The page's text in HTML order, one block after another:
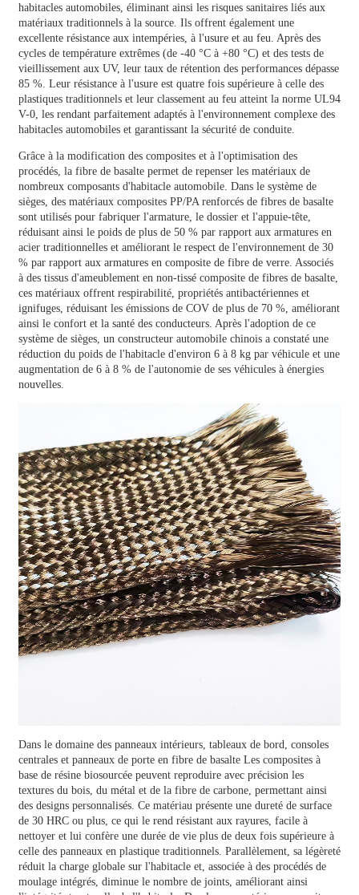
habitacles automobiles, éliminant ainsi les risques sanitaires liés aux
matériaux traditionnels à la source. Ils offrent également une
excellente résistance aux intempéries, à l'usure et au feu. Après des
cycles de température extrêmes (de -40 °C à +80 °C) et des tests de
vieillissement aux UV, leur taux de rétention des performances dépasse
85 %. Leur résistance à l'usure est quatre fois supérieure à celle des
plastiques traditionnels et leur classement au feu atteint la norme UL94
V-0, les rendant parfaitement adaptés à l'environnement complexe des
habitacles automobiles et garantissant la sécurité de conduite.
Grâce à la modification des composites et à l'optimisation des
procédés, la fibre de basalte permet de repenser les matériaux de
nombreux composants d'habitacle automobile. Dans le système de
sièges, des matériaux composites PP/PA renforcés de fibres de basalte
sont utilisés pour fabriquer l'armature, le dossier et l'appuie-tête,
réduisant ainsi le poids de plus de 50 % par rapport aux armatures en
acier traditionnelles et améliorant le respect de l'environnement de 30
% par rapport aux armatures en composite de fibre de verre. Associés
à des tissus d'ameublement en non-tissé composite de fibres de basalte,
ces matériaux offrent respirabilité, propriétés antibactériennes et
ignifuges, réduisant les émissions de COV de plus de 70 %, améliorant
ainsi le confort et la santé des conducteurs. Après l'adoption de ce
système de sièges, un constructeur automobile chinois a constaté une
réduction du poids de l'habitacle d'environ 6 à 8 kg par véhicule et une
augmentation de 6 à 8 % de l'autonomie de ses véhicules à énergies
nouvelles.
Dans le domaine des panneaux intérieurs, tableaux de bord, consoles
centrales et panneaux de porte en fibre de basalteLes composites à
base de résine biosourcée peuvent reproduire avec précision les
textures du bois, du métal et de la fibre de carbone, permettant ainsi
des designs personnalisés. Ce matériau présente une dureté de surface
de 30 HRC ou plus, ce qui le rend résistant aux rayures, facile à
nettoyer et lui confère une durée de vie plus de deux fois supérieure à
celle des panneaux en plastique traditionnels. Parallèlement, sa légèreté
réduit la charge globale sur l'habitacle et, associée à des procédés de
moulage intégrés, diminue le nombre de joints, améliorant ainsi